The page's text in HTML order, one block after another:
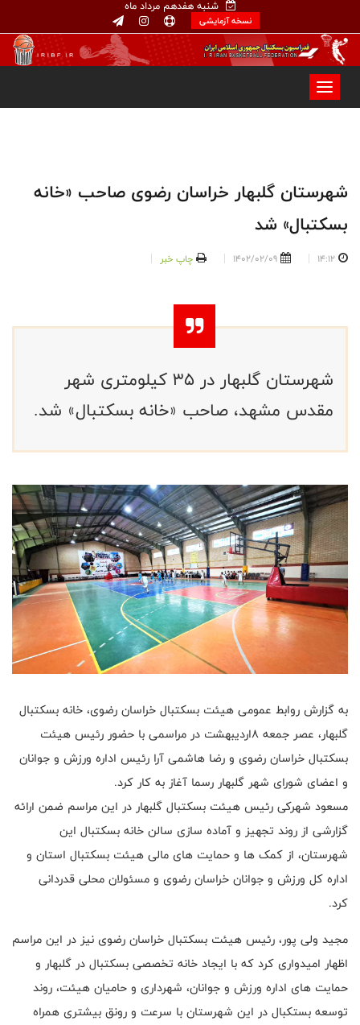
شنبه هفدهم مرداد ماه
نسخه آزمایشی
شهرستان گلبهار خراسان رضوی صاحب «خانه
بسکتبال» شد
14:12
1402/02/09 چاپ خبر
شهرستان گلبهار در 35 کیلومتری شهر
مقدس مشهد، صاحب «خانه بسکتبال» شد.
به گزارش روابط عمومی هیئت بسکتبال خراسان رضوی، خانه بسکتبال
گلبهار، عصر جمعه 8اردیبهشت در مراسمی با حضور رئیس هیئت
بسکتبال خراسان رضوی و رضا هاشمی آرا رئیس اداره ورزش و جوانان
و اعضای شورای شهر گلبهار رسما آغاز به کار کرد.
مسعود شهرکی رئیس هیئت بسکتبال گلبهار در این مراسم ضمن ارائه
گزارشی از روند تجهیز و آماده سازی سالن خانه بسکتبال این
شهرستان، از کمک ها و حمایت های مالی هیئت بسکتبال استان و
اداره کل ورزش و جوانان خراسان رضوی و مسئولان محلی قدردانی
کرد.
مجید ولی پور، رئیس هیئت بسکتبال خراسان رضوی نیز در این مراسم
اظهار امیدواری کرد که با ایجاد خانه تخصصی بسکتبال در گلبهار و
حمایت های اداره ورزش و جوانان، شهرداری و حامیان هیئت، روند
توسعه بستکبال در این شهرستان با سرعت و رونق بیشتری همراه